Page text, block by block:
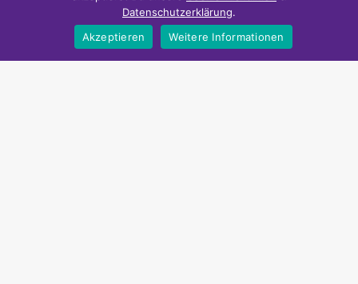
Datenschutzerklärung.
Akzeptieren
Weitere Informationen